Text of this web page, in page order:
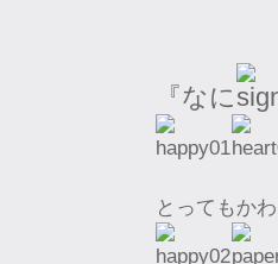
『なに
とってもか